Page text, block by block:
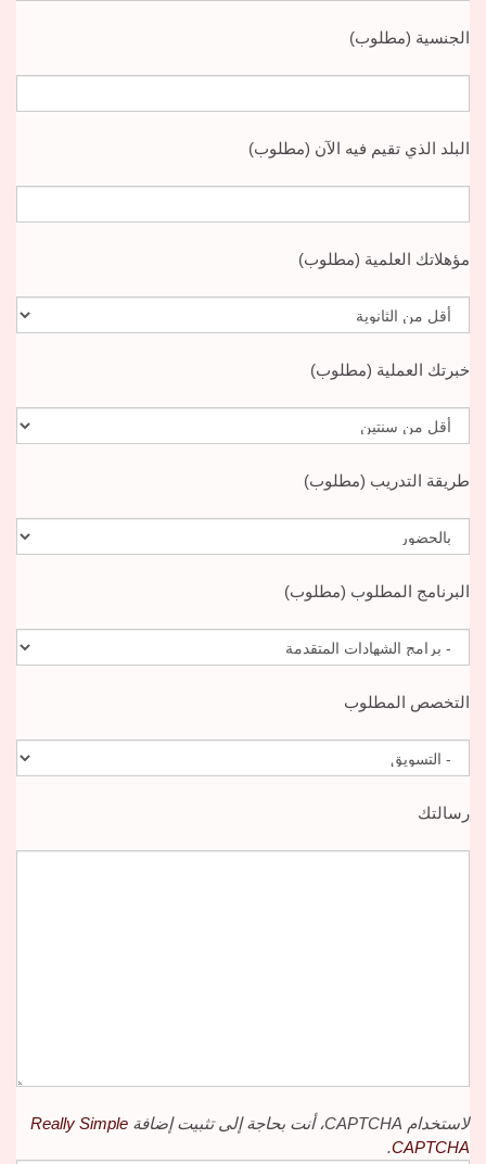
الجنسية (مطلوب)
البلد الذي تقيم فيه الآن (مطلوب)
مؤهلاتك العلمية (مطلوب)
خبرتك العملية (مطلوب)
طريقة التدريب (مطلوب)
البرنامج المطلوب (مطلوب)
التخصص المطلوب
رسالتك
لاستخدام CAPTCHA، أنت بحاجة إلى تثبيت إضافة
Really Simple
CAPTCHA
.